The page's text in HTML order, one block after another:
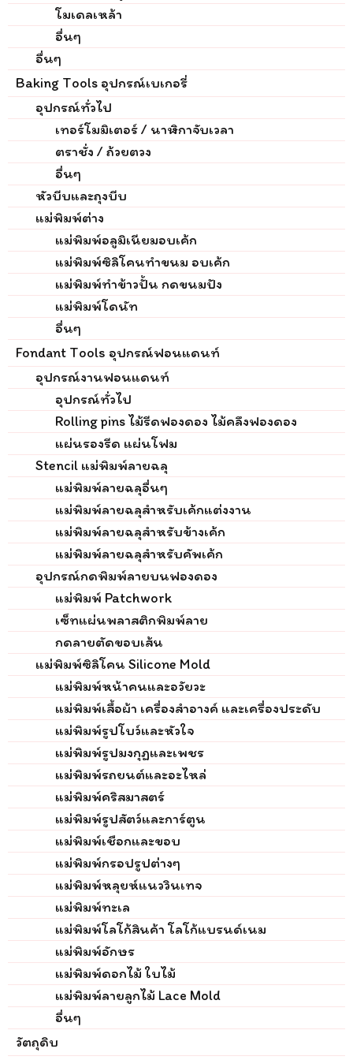
โมเดลเหล้า
อื่นๆ
อื่นๆ
Baking Tools อุปกรณ์เบเกอรี่
อุปกรณ์ทั่วไป
เทอร์โมมิเตอร์ / นาฬิกาจับเวลา
ตราชั่ง / ถ้วยตวง
อื่นๆ
หัวบีบและถุงบีบ
แม่พิมพ์ต่าง
แม่พิมพ์อลูมิเนียมอบเค้ก
แม่พิมพ์ซิลิโคนทำขนม อบเค้ก
แม่พิมพ์ทำข้าวปั้น กดขนมปัง
แม่พิมพ์โดนัท
อื่นๆ
Fondant Tools อุปกรณ์ฟอนแดนท์
อุปกรณ์งานฟอนแดนท์
อุปกรณ์ทั่วไป
Rolling pins ไม้รีดฟองดอง ไม้คลึงฟองดอง
แผ่นรองรีด แผ่นโฟม
Stencil แม่พิมพ์ลายฉลุ
แม่พิมพ์ลายฉลุอื่นๆ
แม่พิมพ์ลายฉลุสำหรับเค้กแต่งงาน
แม่พิมพ์ลายฉลุสำหรับข้างเค้ก
แม่พิมพ์ลายฉลุสำหรับคัพเค้ก
อุปกรณ์กดพิมพ์ลายบนฟองดอง
แม่พิมพ์ Patchwork
เซ็ทแผ่นพลาสติกพิมพ์ลาย
กดลายตัดขอบเส้น
แม่พิมพ์ซิลิโคน Silicone Mold
แม่พิมพ์หน้าคนและอวัยวะ
แม่พิมพ์เสื้อผ้า เครื่องสำอางค์ และเครื่องประดับ
แม่พิมพ์รูปโบว์และหัวใจ
แม่พิมพ์รูปมงกุฏและเพชร
แม่พิมพ์รถยนต์และอะไหล่
แม่พิมพ์คริสมาสตร์
แม่พิมพ์รูปสัตว์และการ์ตูน
แม่พิมพ์เชือกและขอบ
แม่พิมพ์กรอปรูปต่างๆ
แม่พิมพ์หลุยห์แนววินเทจ
แม่พิมพ์ทะเล
แม่พิมพ์โลโก้สินค้า โลโก้แบรนด์เนม
แม่พิมพ์อักษร
แม่พิมพ์ดอกไม้ ใบไม้
แม่พิมพ์ลายลูกไม้ Lace Mold
อื่นๆ
วัตถุดิบ